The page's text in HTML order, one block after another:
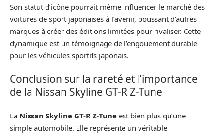
Son statut d’icône pourrait même influencer le marché des
voitures de sport japonaises à l’avenir, poussant d’autres
marques à créer des éditions limitées pour rivaliser. Cette
dynamique est un témoignage de l’engouement durable
pour les véhicules sportifs japonais.
Conclusion sur la rareté et l’importance
de la Nissan Skyline GT-R Z-Tune
La Nissan Skyline GT-R Z-Tune est bien plus qu’une
simple automobile. Elle représente un véritable